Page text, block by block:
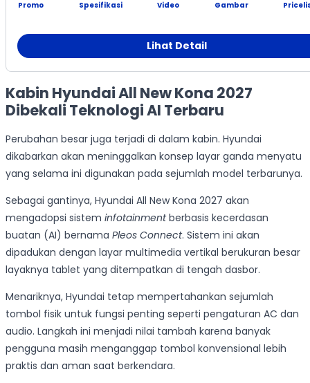
Promo Spesifikasi Video Gambar
Lihat Detail
Kabin Hyundai All New Kona 2027
Dibekali Teknologi AI Terbaru
Perubahan besar juga terjadi di dalam kabin. Hyundai
dikabarkan akan meninggalkan konsep layar ganda menyatu
yang selama ini digunakan pada sejumlah model terbarunya.
Sebagai gantinya, Hyundai All New Kona 2027 akan
mengadopsi sistem infotainmentberbasis kecerdasan
buatan (AI) bernama Pleos Connect. Sistem ini akan
dipadukan dengan layar multimedia vertikal berukuran besar
layaknya tablet yang ditempatkan di tengah dasbor.
Menariknya, Hyundai tetap mempertahankan sejumlah
tombol fisik untuk fungsi penting seperti pengaturan AC dan
audio. Langkah ini menjadi nilai tambah karena banyak
pengguna masih menganggap tombol konvensional lebih
praktis dan aman saat berkendara.